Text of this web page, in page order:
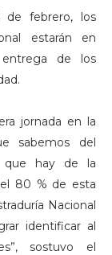
de febrero, los
estarán en
de los
jornada en la
sabemos del
que hay de la
80 % de esta
Nacional
identificar al
sostuvo el